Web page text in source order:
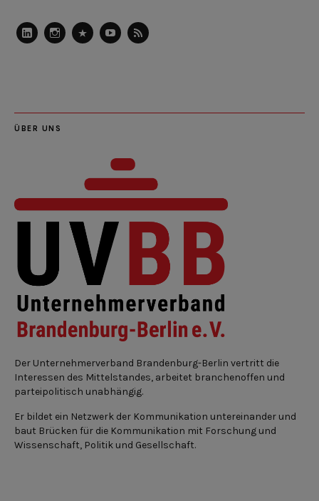
ÜBER UNS
Der Unternehmerverband Brandenburg-Berlin vertritt die
Interessen des Mittelstandes, arbeitet branchenoffen und
parteipolitisch unabhängig.
Er bildet ein Netzwerk der Kommunikation untereinander und
baut Brücken für die Kommunikation mit Forschung und
Wissenschaft, Politik und Gesellschaft.